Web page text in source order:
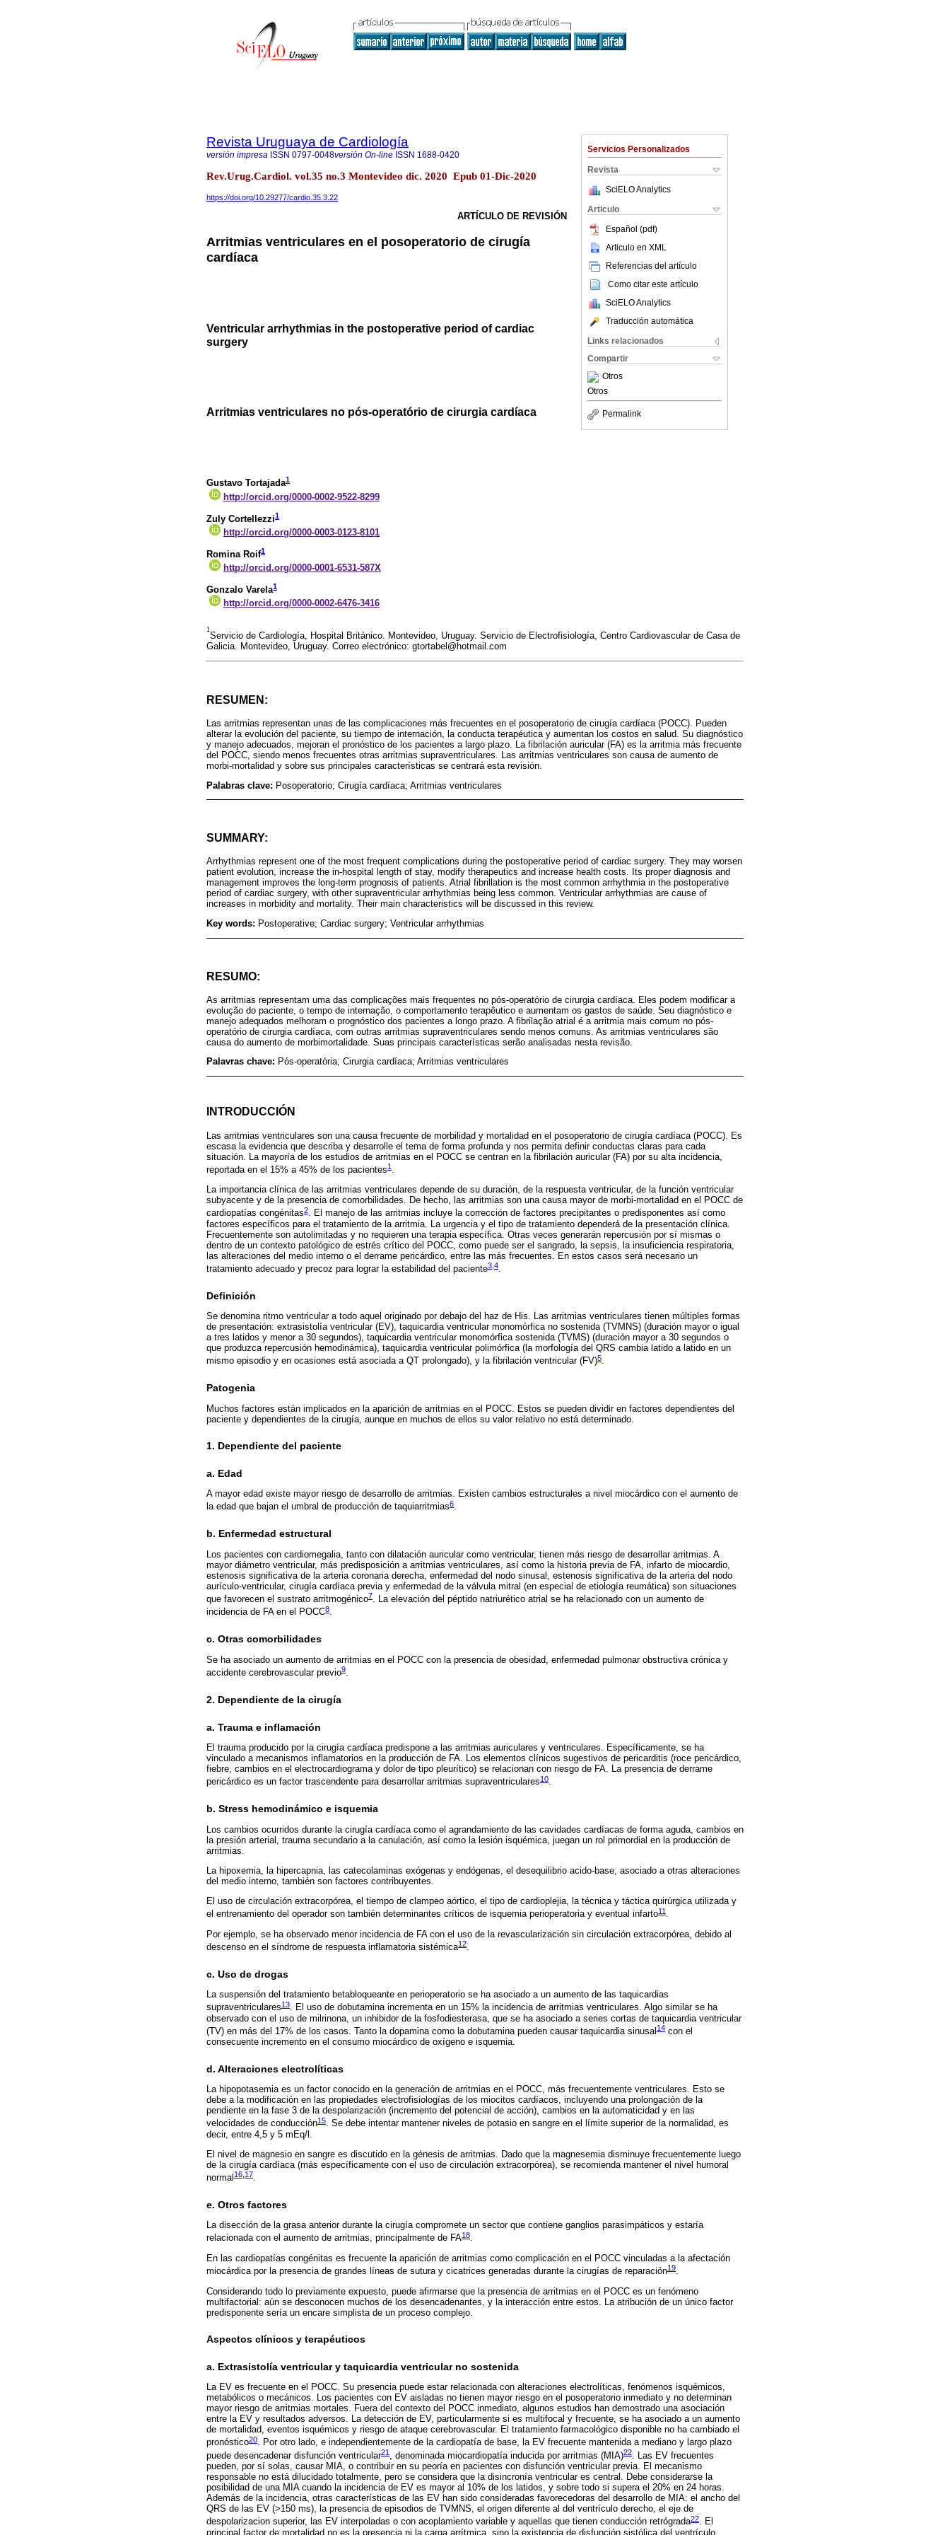
Servicios Personalizados
Revista
SciELO Analytics
Articulo
Español (pdf)
Articulo en XML
Referencias del artículo
Como citar este artículo
SciELO Analytics
Traducción automática
Links relacionados
Compartir
Otros
Otros
Permalink
Revista Uruguaya de Cardiología
versión impresa ISSN 0797-0048versión On-line ISSN 1688-0420
Rev.Urug.Cardiol. vol.35 no.3 Montevideo dic. 2020 Epub 01-Dic-2020
https://doi.org/10.29277/cardio.35.3.22
ARTÍCULO DE REVISIÓN
Arritmias ventriculares en el posoperatorio de cirugía
cardíaca
Ventricular arrhythmias in the postoperative period of cardiac
surgery
Arritmias ventriculares no pós-operatório de cirurgia cardíaca
Gustavo Tortajada1
http://orcid.org/0000-0002-9522-8299
Zuly Cortellezzi1
http://orcid.org/0000-0003-0123-8101
Romina Roif1
http://orcid.org/0000-0001-6531-587X
Gonzalo Varela1
http://orcid.org/0000-0002-6476-3416
1
Servicio de Cardiología, Hospital Británico. Montevideo, Uruguay. Servicio de Electrofisiología, Centro Cardiovascular de Casa de
Galicia. Montevideo, Uruguay. Correo electrónico: gtortabel@hotmail.com
RESUMEN:
Las arritmias representan unas de las complicaciones más frecuentes en el posoperatorio de cirugía cardíaca (POCC). Pueden
alterar la evolución del paciente, su tiempo de internación, la conducta terapéutica y aumentan los costos en salud. Su diagnóstico
y manejo adecuados, mejoran el pronóstico de los pacientes a largo plazo. La fibrilación auricular (FA) es la arritmia más frecuente
del POCC, siendo menos frecuentes otras arritmias supraventriculares. Las arritmias ventriculares son causa de aumento de
morbi-mortalidad y sobre sus principales características se centrará esta revisión.
Palabras clave: Posoperatorio; Cirugía cardíaca; Arritmias ventriculares
SUMMARY:
Arrhythmias represent one of the most frequent complications during the postoperative period of cardiac surgery. They may worsen
patient evolution, increase the in-hospital length of stay, modify therapeutics and increase health costs. Its proper diagnosis and
management improves the long-term prognosis of patients. Atrial fibrillation is the most common arrhythmia in the postoperative
period of cardiac surgery, with other supraventricular arrhythmias being less common. Ventricular arrhythmias are cause of
increases in morbidity and mortality. Their main characteristics will be discussed in this review.
Key words: Postoperative; Cardiac surgery; Ventricular arrhythmias
RESUMO:
As arritmias representam uma das complicações mais frequentes no pós-operatório de cirurgia cardíaca. Eles podem modificar a
evolução do paciente, o tempo de internação, o comportamento terapêutico e aumentam os gastos de saúde. Seu diagnóstico e
manejo adequados melhoram o prognóstico dos pacientes a longo prazo. A fibrilação atrial é a arritmia mais comum no pós-
operatório de cirurgia cardíaca, com outras arritmias supraventriculares sendo menos comuns. As arritmias ventriculares são
causa do aumento de morbimortalidade. Suas principais características serão analisadas nesta revisão.
Palavras chave: Pós-operatória; Cirurgia cardíaca; Arritmias ventriculares
INTRODUCCIÓN
Las arritmias ventriculares son una causa frecuente de morbilidad y mortalidad en el posoperatorio de cirugía cardíaca (POCC). Es
escasa la evidencia que describa y desarrolle el tema de forma profunda y nos permita definir conductas claras para cada
situación. La mayoría de los estudios de arritmias en el POCC se centran en la fibrilación auricular (FA) por su alta incidencia,
reportada en el 15% a 45% de los pacientes1
La importancia clínica de las arritmias ventriculares depende de su duración, de la respuesta ventricular, de la función ventricular
subyacente y de la presencia de comorbilidades. De hecho, las arritmias son una causa mayor de morbi-mortalidad en el POCC de
cardiopatías congénitas2. El manejo de las arritmias incluye la corrección de factores precipitantes o predisponentes así como
factores específicos para el tratamiento de la arritmia. La urgencia y el tipo de tratamiento dependerá de la presentación clínica.
Frecuentemente son autolimitadas y no requieren una terapia específica. Otras veces generarán repercusión por sí mismas o
dentro de un contexto patológico de estrés crítico del POCC, como puede ser el sangrado, la sepsis, la insuficiencia respiratoria,
las alteraciones del medio interno o el derrame pericárdico, entre las más frecuentes. En estos casos será necesario un
tratamiento adecuado y precoz para lograr la estabilidad del paciente3 4
Definición
Se denomina ritmo ventricular a todo aquel originado por debajo del haz de His. Las arritmias ventriculares tienen múltiples formas
de presentación: extrasistolía ventricular (EV), taquicardia ventricular monomórfica no sostenida (TVMNS) (duración mayor o igual
a tres latidos y menor a 30 segundos), taquicardia ventricular monomórfica sostenida (TVMS) (duración mayor a 30 segundos o
que produzca repercusión hemodinámica), taquicardia ventricular polimórfica (la morfología del QRS cambia latido a latido en un
mismo episodio y en ocasiones está asociada a QT prolongado), y la fibrilación ventricular (FV)5.
Patogenia
Muchos factores están implicados en la aparición de arritmias en el POCC. Estos se pueden dividir en factores dependientes del
paciente y dependientes de la cirugía, aunque en muchos de ellos su valor relativo no está determinado.
1. Dependiente del paciente
a. Edad
A mayor edad existe mayor riesgo de desarrollo de arritmias. Existen cambios estructurales a nivel miocárdico con el aumento de
la edad que bajan el umbral de producción de taquiarritmias6.
b. Enfermedad estructural
Los pacientes con cardiomegalia, tanto con dilatación auricular como ventricular, tienen más riesgo de desarrollar arritmias. A
mayor diámetro ventricular, más predisposición a arritmias ventriculares, así como la historia previa de FA, infarto de miocardio,
estenosis significativa de la arteria coronaria derecha, enfermedad del nodo sinusal, estenosis significativa de la arteria del nodo
aurículo-ventricular, cirugía cardíaca previa y enfermedad de la válvula mitral (en especial de etiología reumática) son situaciones
que favorecen el sustrato arritmogénico7. La elevación del péptido natriurético atrial se ha relacionado con un aumento de
incidencia de FA en el POCC8.
c. Otras comorbilidades
Se ha asociado un aumento de arritmias en el POCC con la presencia de obesidad, enfermedad pulmonar obstructiva crónica y
accidente cerebrovascular previo9.
2. Dependiente de la cirugía
a. Trauma e inflamación
El trauma producido por la cirugía cardíaca predispone a las arritmias auriculares y ventriculares. Específicamente, se ha
vinculado a mecanismos inflamatorios en la producción de FA. Los elementos clínicos sugestivos de pericarditis (roce pericárdico,
fiebre, cambios en el electrocardiograma y dolor de tipo pleurítico) se relacionan con riesgo de FA. La presencia de derrame
pericárdico es un factor trascendente para desarrollar arritmias supraventriculares10.
b. Stress hemodinámico e isquemia
Los cambios ocurridos durante la cirugía cardíaca como el agrandamiento de las cavidades cardíacas de forma aguda, cambios en
la presión arterial, trauma secundario a la canulación, así como la lesión isquémica, juegan un rol primordial en la producción de
arritmias.
La hipoxemia, la hipercapnia, las catecolaminas exógenas y endógenas, el desequilibrio acido-base, asociado a otras alteraciones
del medio interno, también son factores contribuyentes.
El uso de circulación extracorpórea, el tiempo de clampeo aórtico, el tipo de cardioplejia, la técnica y táctica quirúrgica utilizada y
el entrenamiento del operador son también determinantes críticos de isquemia perioperatoria y eventual infarto11 .
Por ejemplo, se ha observado menor incidencia de FA con el uso de la revascularización sin circulación extracorpórea, debido al
descenso en el síndrome de respuesta inflamatoria sistémica12.
c. Uso de drogas
La suspensión del tratamiento betabloqueante en perioperatorio se ha asociado a un aumento de las taquicardias
supraventriculares13. El uso de dobutamina incrementa en un 15% la incidencia de arritmias ventriculares. Algo similar se ha
observado con el uso de milrinona, un inhibidor de la fosfodiesterasa, que se ha asociado a series cortas de taquicardia ventricular
(TV) en más del 17% de los casos. Tanto la dopamina como la dobutamina pueden causar taquicardia sinusal 14 con el
consecuente incremento en el consumo miocárdico de oxígeno e isquemia.
d. Alteraciones electrolíticas
La hipopotasemia es un factor conocido en la generación de arritmias en el POCC, más frecuentemente ventriculares. Esto se
debe a la modificación en las propiedades electrofisiologías de los miocitos cardíacos, incluyendo una prolongación de la
pendiente en la fase 3 de la despolarización (incremento del potencial de acción), cambios en la automaticidad y en las
velocidades de conducción15. Se debe intentar mantener niveles de potasio en sangre en el límite superior de la normalidad, es
decir, entre 4,5 y 5 mEq/l.
El nivel de magnesio en sangre es discutido en la génesis de arritmias. Dado que la magnesemia disminuye frecuentemente luego
de la cirugía cardíaca (más específicamente con el uso de circulación extracorpórea), se recomienda mantener el nivel humoral
normal 16 17.
e. Otros factores
La disección de la grasa anterior durante la cirugía compromete un sector que contiene ganglios parasimpáticos y estaría
relacionada con el aumento de arritmias, principalmente de FA18.
En las cardiopatías congénitas es frecuente la aparición de arritmias como complicación en el POCC vinculadas a la afectación
miocárdica por la presencia de grandes líneas de sutura y cicatrices generadas durante la cirugías de reparación19.
Considerando todo lo previamente expuesto, puede afirmarse que la presencia de arritmias en el POCC es un fenómeno
multifactorial: aún se desconocen muchos de los desencadenantes, y la interacción entre estos. La atribución de un único factor
predisponente sería un encare simplista de un proceso complejo.
Aspectos clínicos y terapéuticos
a. Extrasistolía ventricular y taquicardia ventricular no sostenida
La EV es frecuente en el POCC. Su presencia puede estar relacionada con alteraciones electrolíticas, fenómenos isquémicos,
metabólicos o mecánicos. Los pacientes con EV aisladas no tienen mayor riesgo en el posoperatorio inmediato y no determinan
mayor riesgo de arritmias mortales. Fuera del contexto del POCC inmediato, algunos estudios han demostrado una asociación
entre la EV y resultados adversos. La detección de EV, particularmente si es multifocal y frecuente, se ha asociado a un aumento
de mortalidad, eventos isquémicos y riesgo de ataque cerebrovascular. El tratamiento farmacológico disponible no ha cambiado el
pronóstico20. Por otro lado, e independientemente de la cardiopatía de base, la EV frecuente mantenida a mediano y largo plazo
puede desencadenar disfunción ventricular21 , denominada miocardiopatía inducida por arritmias (MIA)22. Las EV frecuentes
pueden, por sí solas, causar MIA, o contribuir en su peoría en pacientes con disfunción ventricular previa. El mecanismo
responsable no está dilucidado totalmente, pero se considera que la disincronía ventricular es central. Debe considerarse la
posibilidad de una MIA cuando la incidencia de EV es mayor al 10% de los latidos, y sobre todo si supera el 20% en 24 horas.
Además de la incidencia, otras características de las EV han sido consideradas favorecedoras del desarrollo de MIA: el ancho del
QRS de las EV (>150 ms), la presencia de episodios de TVMNS, el origen diferente al del ventrículo derecho, el eje de
despolarizacion superior, las EV interpoladas o con acoplamiento variable y aquellas que tienen conducción retrógrada22. El
principal factor de mortalidad no es la presencia ni la carga arrítmica, sino la existencia de disfunción sistólica del ventrículo